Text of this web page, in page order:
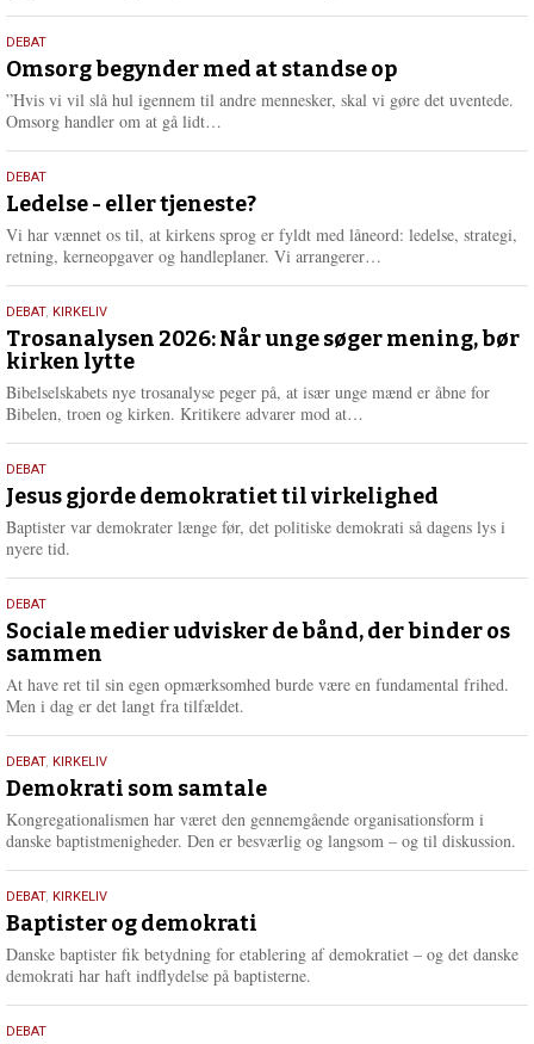
e
r
e
9.
juli
2026
DEBAT
Omsorg begynder med at standse op
”Hvis vi vil slå hul igennem til andre mennesker, skal vi gøre det uventede.
Omsorg handler om at gå lidt…
e
r
e
10.
juni
2026
DEBAT
Ledelse - eller tjeneste?
Vi har vænnet os til, at kirkens sprog er fyldt med låneord: ledelse, strategi,
retning, kerneopgaver og handleplaner. Vi arrangerer…
e
2.
juni
2026
DEBAT, KIRKELIV
Trosanalysen 2026: Når unge søger mening, bør
kirken lytte
Bibelselskabets nye trosanalyse peger på, at især unge mænd er åbne for
Bibelen, troen og kirken. Kritikere advarer mod at…
e
r
18.
maj
2026
DEBAT
Jesus gjorde demokratiet til virkelighed
Baptister var demokrater længe før, det politiske demokrati så dagens lys i
nyere tid.
18.
maj
2026
DEBAT
Sociale medier udvisker de bånd, der binder os
sammen
At have ret til sin egen opmærksomhed burde være en fundamental frihed.
Men i dag er det langt fra tilfældet.
18.
maj
2026
DEBAT, KIRKELIV
Demokrati som samtale
Kongregationalismen har været den gennemgående organisationsform i
danske baptistmenigheder. Den er besværlig og langsom – og til diskussion.
18.
maj
2026
DEBAT, KIRKELIV
Baptister og demokrati
Danske baptister fik betydning for etablering af demokratiet – og det danske
demokrati har haft indflydelse på baptisterne.
18.
DEBAT